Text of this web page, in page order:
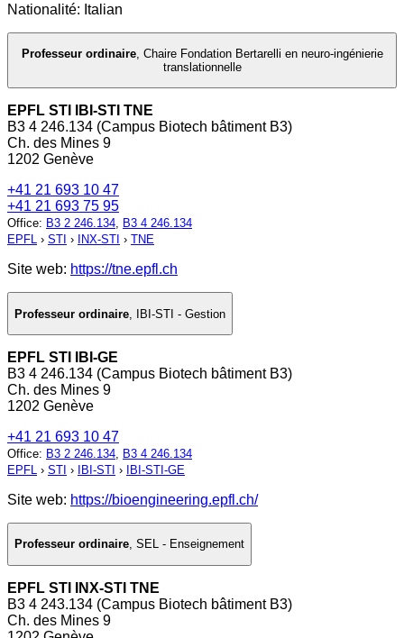
Nationalité: Italian
Professeur ordinaire, Chaire Fondation Bertarelli en neuro-ingénierie
translationnelle
EPFL STI IBI-STI TNE
B3 4 246.134 (Campus Biotech bâtiment B3)
Ch. des Mines 9
1202 Genève
+41 21 693 10 47
+41 21 693 75 95
Office: B3 2 246.134, B3 4 246.134
EPFL › STI › INX-STI › TNE
Site web: https://tne.epfl.ch
Professeur ordinaire IBI-STI - Gestion
EPFL STI IBI-GE
B3 4 246.134 (Campus Biotech bâtiment B3)
Ch. des Mines 9
1202 Genève
+41 21 693 10 47
Office: B3 2 246.134, B3 4 246.134
EPFL › STI › IBI-STI › IBI-STI-GE
Site web: https://bioengineering.epfl.ch/
Professeur ordinaire, SEL - Enseignement
EPFL STI INX-STI TNE
B3 4 243.134 (Campus Biotech bâtiment B3)
Ch. des Mines 9